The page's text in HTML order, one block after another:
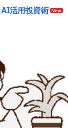
AI活用投資術